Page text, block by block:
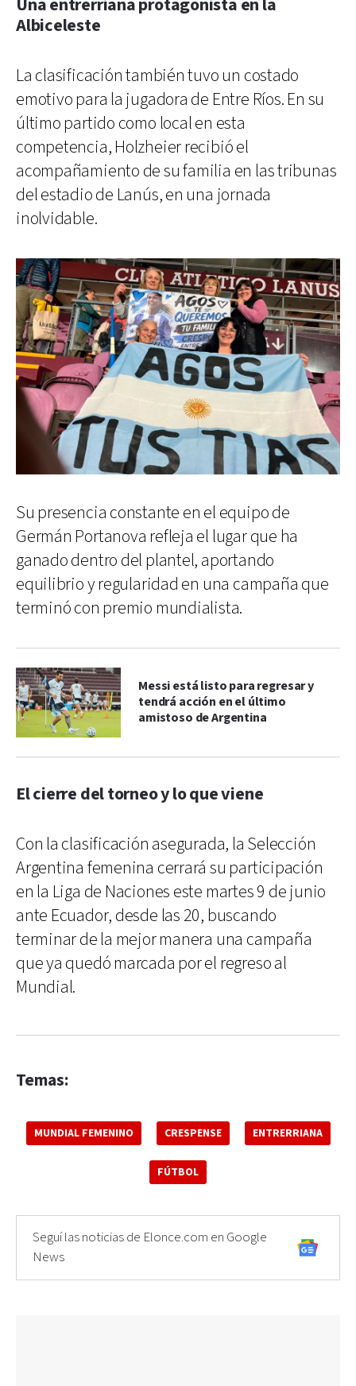
Una entrerriana protagonista en la
Albiceleste
La clasificación también tuvo un costado
emotivo para la jugadora de Entre Ríos. En su
último partido como local en esta
competencia, Holzheier recibió el
acompañamiento de su familia en las tribunas
del estadio de Lanús, en una jornada
inolvidable.
Su presencia constante en el equipo de
Germán Portanova refleja el lugar que ha
ganado dentro del plantel, aportando
equilibrio y regularidad en una campaña que
terminó con premio mundialista.
Messi está listo para regresar y
tendrá acción en el último
amistoso de Argentina
El cierre del torneo y lo que viene
Con la clasificación asegurada, la Selección
Argentina femenina cerrará su participación
en la Liga de Naciones este martes 9 de junio
ante Ecuador, desde las 20, buscando
terminar de la mejor manera una campaña
que ya quedó marcada por el regreso al
Mundial.
Temas:
MUNDIAL FEMENINO CRESPENSE ENTRERRIANA
FÚTBOL
Seguí las noticias de Elonce.com en Google
News